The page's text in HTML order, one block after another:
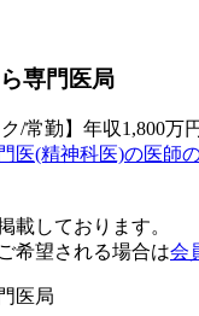
専門医局
常勤】年収1,800万
医(精神科医)の医師
載しております。
希望される場合は会